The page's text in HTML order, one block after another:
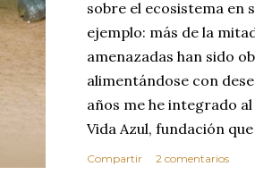
sobre el ecosistema en
ejemplo: más de la
amenazadas han sido
alimentándose con
años me he integrado
Vida Azul, fundación
mucho el tema, o a
Compartir 2 comentarios